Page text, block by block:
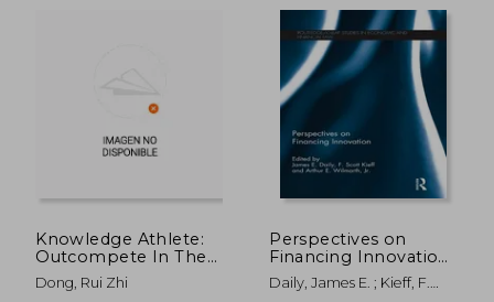
50%
dcto. $
Knowledge Athlete:
Outcompete In The
Knowledge Economy
(en Inglés)
Dong, Rui Zhi
Perspectives on
Financing Innovation
(en Inglés)
Daily, James E. ; Kieff, F.